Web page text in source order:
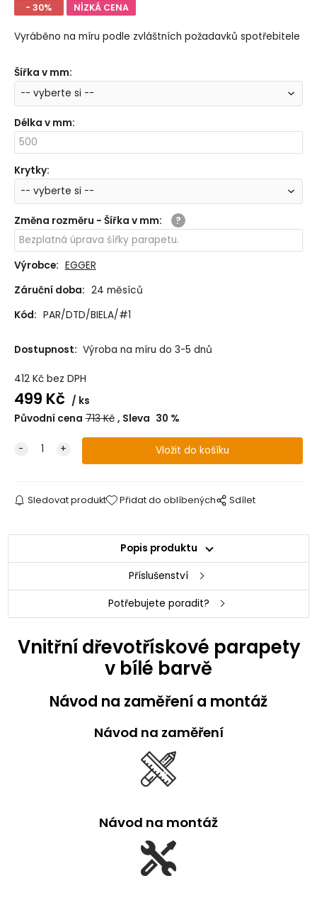
- 30% NÍZKÁ CENA
Vyráběno na míru podle zvláštních požadavků spotřebitele
Šířka v mm:
Délka v mm:
Krytky:
Změna rozměru - Šířka v mm:
Výrobce: EGGER
Záruční doba: 24 měsíců
Kód: PAR/DTD/BIELA/#1
Dostupnost: Výroba na míru do 3-5 dnů
412Kč bez DPH
499 Kč
ks
Původní cena 713Kč Sleva 30 %
Sledovat produkt Přidat do oblíbených Sdílet
Popis produktu
Příslušenství
Potřebujete poradit?
Vnitřní dřevotřískové parapety
v bílé barvě
Návod na zaměření a montáž
Návod na zaměření
Návod na montáž